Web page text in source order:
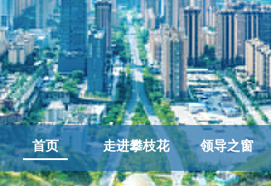
首页 走进攀枝花 领导之窗